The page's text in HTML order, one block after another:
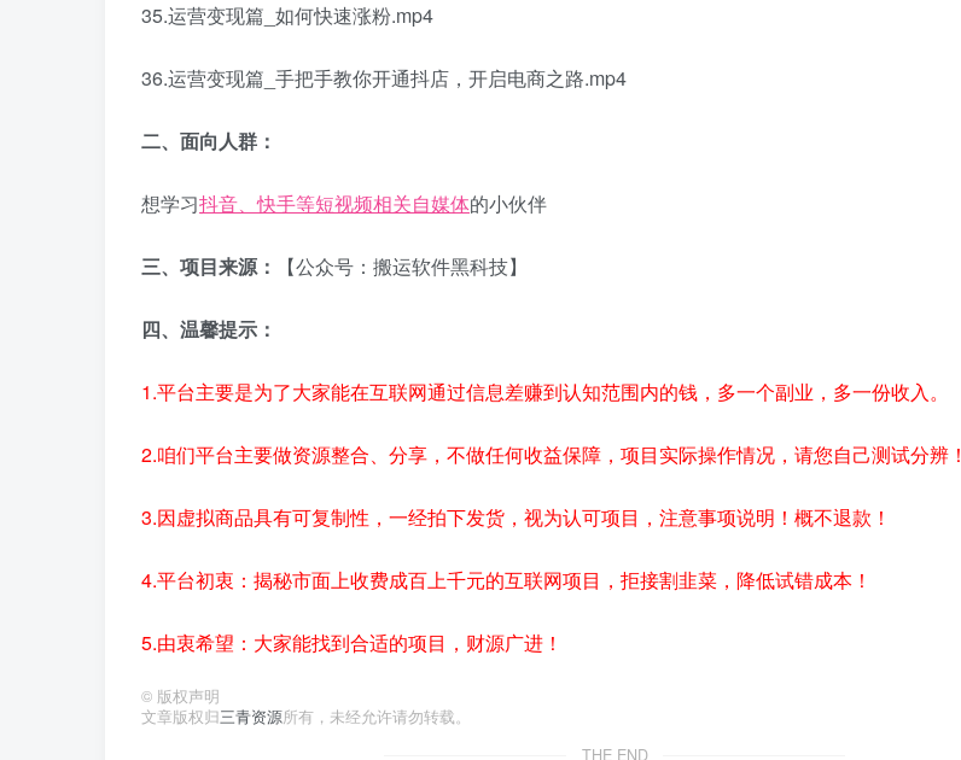
35.运营变现篇_如何快速涨粉.mp4
36.运营变现篇_手把手教你开通抖店，开启电商之路.mp4
二、面向人群：
想学习抖音、快手等短视频相关自媒体的小伙伴
三、项目来源： 【公众号：搬运软件黑科技】
四、温馨提示：
1.平台主要是为了大家能在互联网通过信息差赚到认知范围内的钱，多一个副业，多一份收入。
2.咱们平台主要做资源整合、分享，不做任何收益保障，项目实际操作情况，请您自己测试分辨！
3.因虚拟商品具有可复制性，一经拍下发货，视为认可项目，注意事项说明！概不退款！
4.平台初衷：揭秘市面上收费成百上千元的互联网项目，拒接割韭菜，降低试错成本！
5.由衷希望：大家能找到合适的项目，财源广进！
© 版权声明
文章版权归三青资源所有，未经允许请勿转载。